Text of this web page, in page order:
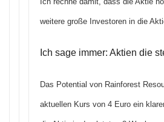
weitere große Investoren in die
Ich sage immer: Aktien die
Das Potential von Rainforest
aktuellen Kurs von 4 Euro ein